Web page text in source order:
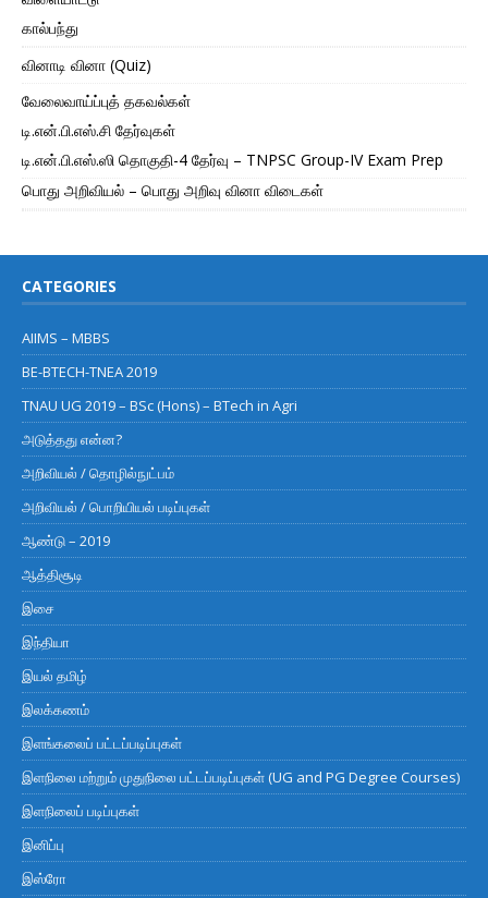
கால்பந்து
வினாடி வினா (Quiz)
வேலைவாய்ப்புத் தகவல்கள்
டி.என்.பி.எஸ்.சி தேர்வுகள்
டி.என்.பி.எஸ்.ஸி தொகுதி-4 தேர்வு – TNPSC Group-IV Exam Prep
பொது அறிவியல் – பொது அறிவு வினா விடைகள்
CATEGORIES
AIIMS – MBBS
BE-BTECH-TNEA 2019
TNAU UG 2019 – BSc (Hons) – BTech in Agri
அடுத்தது என்ன?
அறிவியல் / தொழில்நுட்பம்
அறிவியல் / பொறியியல் படிப்புகள்
ஆண்டு – 2019
ஆத்திசூடி
இசை
இந்தியா
இயல் தமிழ்
இலக்கணம்
இளங்கலைப் பட்டப்படிப்புகள்
இளநிலை மற்றும் முதுநிலை பட்டப்படிப்புகள் (UG and PG Degree Courses)
இளநிலைப் படிப்புகள்
இனிப்பு
இஸ்ரோ